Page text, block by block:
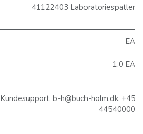
41122403 Laboratoriespatler
EA
1.0 EA
Kundesupport, b-h@buch-holm.dk, +45
44540000